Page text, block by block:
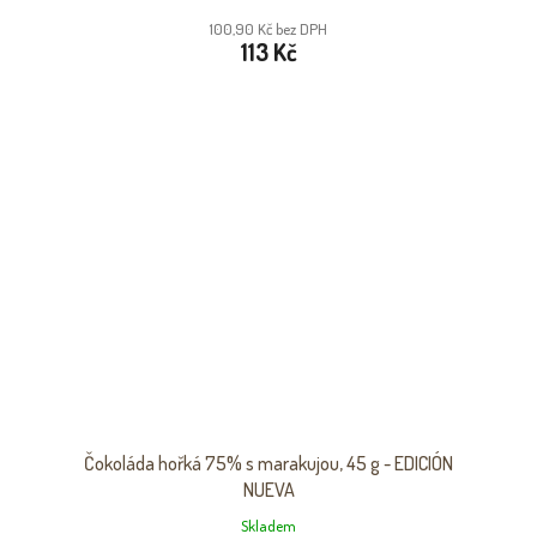
100,90 Kč bez DPH
113 Kč
Čokoláda hořká 75% s marakujou, 45 g - EDICIÓN
NUEVA
Skladem